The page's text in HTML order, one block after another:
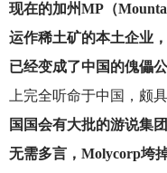
现在的加州MP（
运作稀土矿的本土企业
已经变成了中国的傀儡公
上完全听命于中国，颇
国国会有大批的游说集
无需多言，Molycorp垮